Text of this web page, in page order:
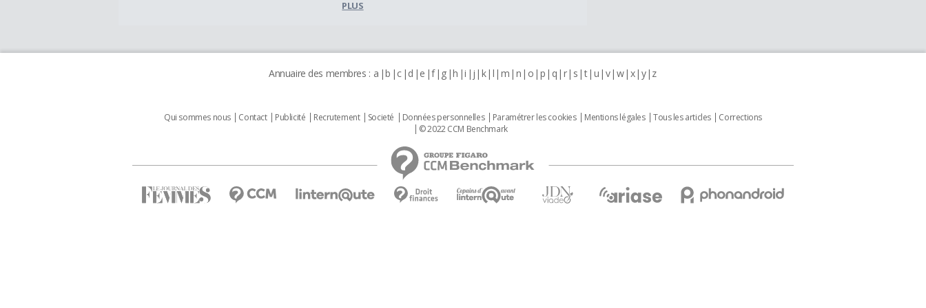
PLUS
Annuaire des membres : a b c d e f g h i j k l m n o p q r s t u v w x y z
Qui sommes nous Contact Publicité Recrutement Societé Données personnelles Paramétrer les cookies Mentions légales Tous les articles
Corrections
© 2022 CCM Benchmark